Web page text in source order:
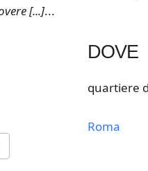
[...]...
DOVE
quartiere
Roma